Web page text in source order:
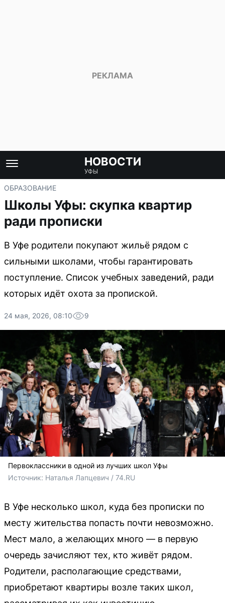
НОВОСТИ
УФЫ
ОБРАЗОВАНИЕ
Школы Уфы: скупка квартир
ради прописки
В Уфе родители покупают жильё рядом с
сильными школами, чтобы гарантировать
поступление. Список учебных заведений, ради
которых идёт охота за пропиской.
24 мая, 2026, 08:10 9
Первоклассники в одной из лучших школ Уфы
Источник: Наталья Лапцевич / 74.RU
В Уфе несколько школ, куда без прописки по
месту жительства попасть почти невозможно.
Мест мало, а желающих много — в первую
очередь зачисляют тех, кто живёт рядом.
Родители, располагающие средствами,
приобретают квартиры возле таких школ,